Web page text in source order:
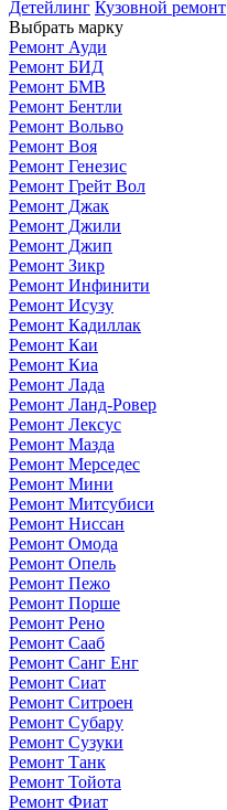
Детейлинг Кузовной ремонт
Выбрать марку
Ремонт Ауди
Ремонт БИД
Ремонт БМВ
Ремонт Бентли
Ремонт Вольво
Ремонт Воя
Ремонт Генезис
Ремонт Грейт Вол
Ремонт Джак
Ремонт Джили
Ремонт Джип
Ремонт Зикр
Ремонт Инфинити
Ремонт Исузу
Ремонт Кадиллак
Ремонт Каи
Ремонт Киа
Ремонт Лада
Ремонт Ланд-Ровер
Ремонт Лексус
Ремонт Мазда
Ремонт Мерседес
Ремонт Мини
Ремонт Митсубиси
Ремонт Ниссан
Ремонт Омода
Ремонт Опель
Ремонт Пежо
Ремонт Порше
Ремонт Рено
Ремонт Сааб
Ремонт Санг Енг
Ремонт Сиат
Ремонт Ситроен
Ремонт Субару
Ремонт Сузуки
Ремонт Танк
Ремонт Тойота
Ремонт Фиат